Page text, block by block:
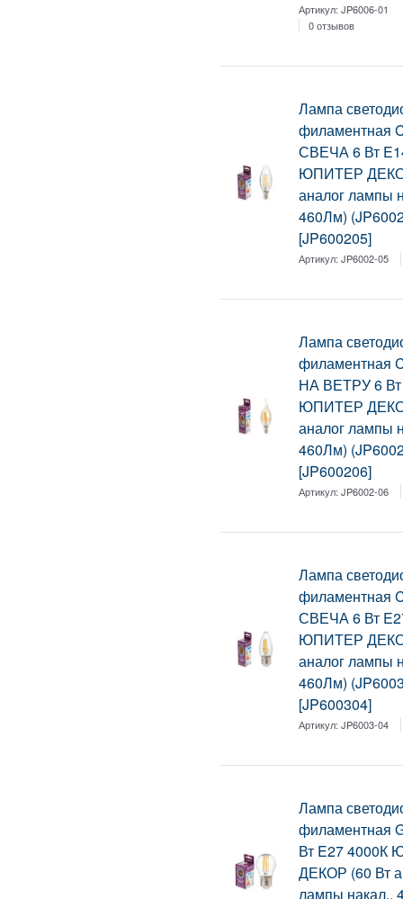
Артикул:JP6006-01
0 отзывов
Лампа
филаментная
СВЕЧА 6 Вт
ЮПИТЕР
аналог лампы
460Лм)
[JP600205]
Артикул:JP6002-05
Лампа
филаментная
НА ВЕТРУ 6 Вт
ЮПИТЕР
аналог лампы
460Лм)
[JP600206]
Артикул:JP6002-06
Лампа
филаментная
СВЕЧА 6 Вт
ЮПИТЕР
аналог лампы
460Лм)
[JP600304]
Артикул:JP6003-04
Лампа
филаментная
Вт E27
ДЕКОР (60 Вт
лампы накал.,